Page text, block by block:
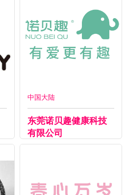
中国大陆
东莞诺贝趣健康科技
有限公司